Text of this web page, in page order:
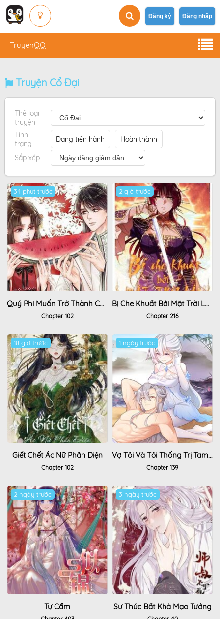
Đăng ký Đăng nhập
TruyenQQ
Truyện Cổ Đại
Thể loại
truyện
Tình
trạng
Đang tiến hành Hoàn thành
Sắp xếp
34 phút trước
Quý Phi Muốn Trở Thành Con Cá Mặn Mòi
Chapter 102
2 giờ trước
Bị Che Khuất Bởi Mặt Trời Lặn
Chapter 216
18 giờ trước
Giết Chết Ác Nữ Phản Diện
Chapter 102
1 ngày trước
Vợ Tôi Và Tôi Thống Trị Tam Giới
Chapter 139
2 ngày trước
Tự Cẩm
3 ngày trước
Sư Thúc Bất Khả Mạo Tướng